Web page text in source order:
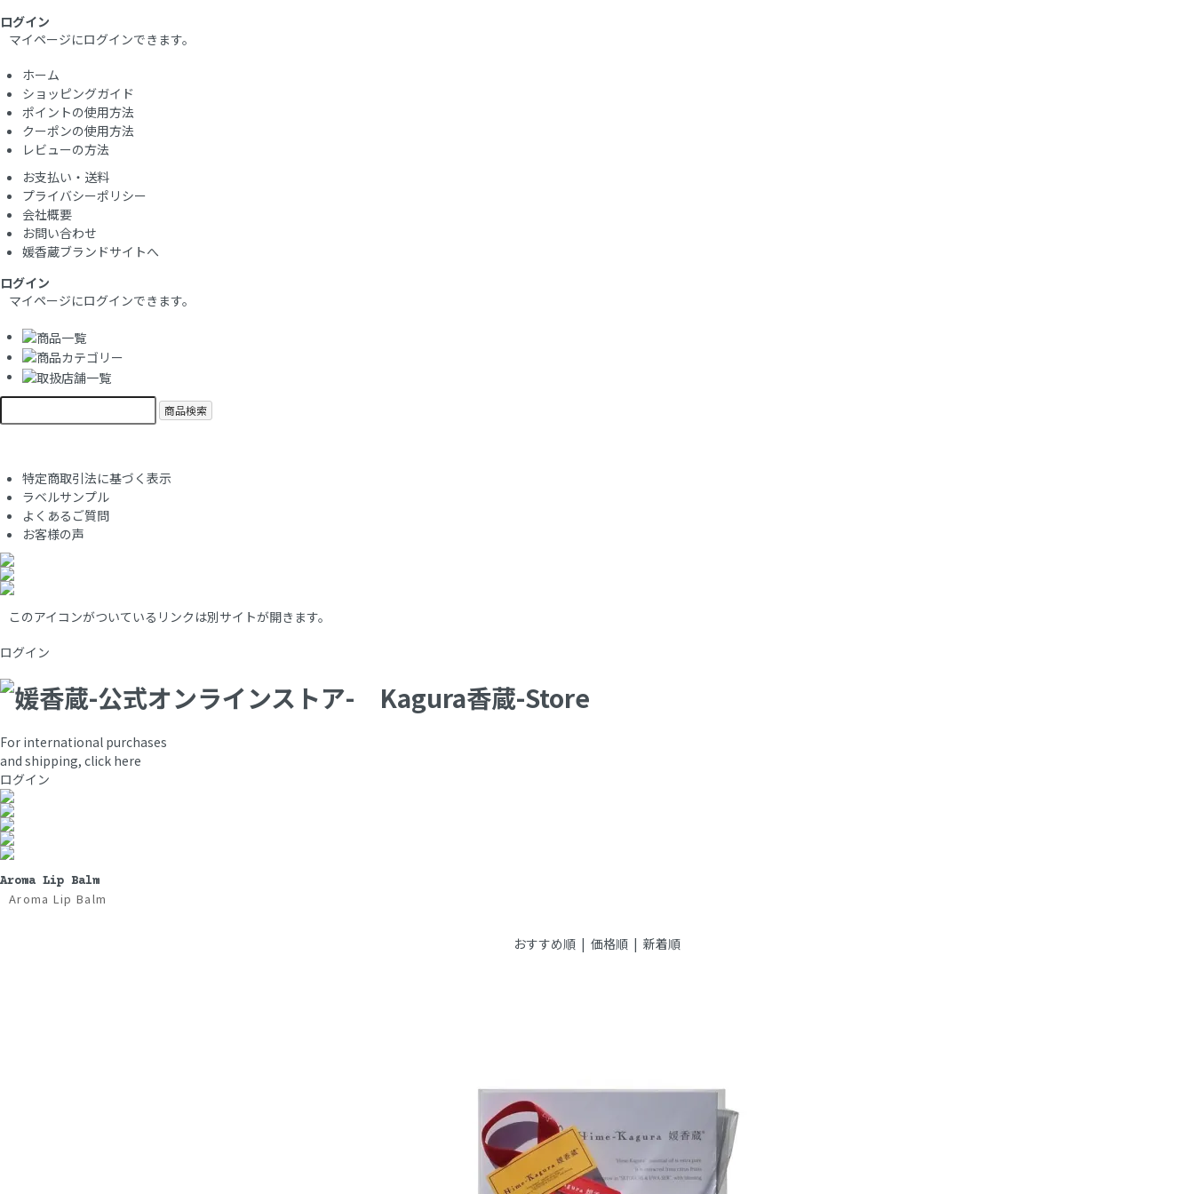
ログイン
マイページにログインできます。
ホーム
ショッピングガイド
ポイントの使用方法
クーポンの使用方法
レビューの方法
お支払い・送料
プライバシーポリシー
会社概要
お問い合わせ
媛香蔵ブランドサイトへ
ログイン
マイページにログインできます。
商品検索
特定商取引法に基づく表示
ラベルサンプル
よくあるご質問
お客様の声
このアイコンがついているリンクは別サイトが開きます。
ログイン
For international purchases
and shipping, click here
ログイン
Aroma Lip Balm
Aroma Lip Balm
おすすめ順 | 価格順 | 新着順